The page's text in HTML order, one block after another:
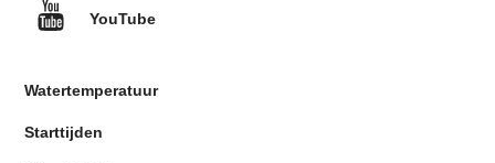
YouTube
Watertemperatuur
Starttijden